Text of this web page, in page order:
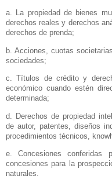
a. La propiedad de bienes
derechos reales y derechos
derechos de prenda;
b. Acciones, cuotas
sociedades;
c. Títulos de crédito y
económico cuando estén
determinada;
d. Derechos de propiedad
de autor, patentes, diseños
procedimientos técnicos,
e. Concesiones
concesiones para la
naturales.